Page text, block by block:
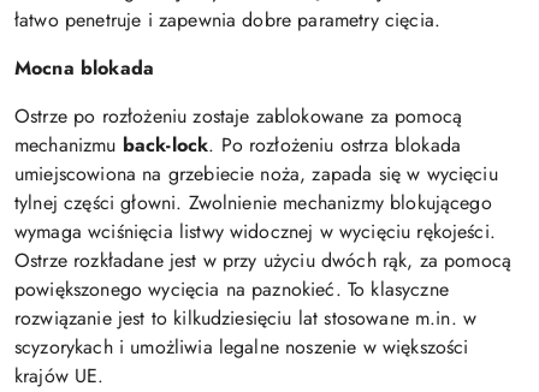
łatwo penetruje i zapewnia dobre parametry cięcia.
Mocna blokada
Ostrze po rozłożeniu zostaje zablokowane za pomocą
mechanizmu back-lock. Po rozłożeniu ostrza blokada
umiejscowiona na grzebiecie noża, zapada się w wycięciu
tylnej części głowni. Zwolnienie mechanizmy blokującego
wymaga wciśnięcia listwy widocznej w wycięciu rękojeści.
Ostrze rozkładane jest w przy użyciu dwóch rąk, za pomocą
powiększonego wycięcia na paznokieć. To klasyczne
rozwiązanie jest to kilkudziesięciu lat stosowane m.in. w
scyzorykach i umożliwia legalne noszenie w większości
krajów UE.